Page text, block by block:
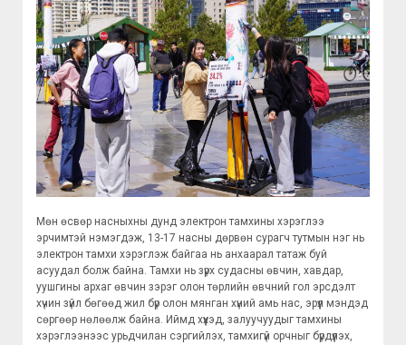
Мөн өсвөр насныхны дунд электрон тамхины хэрэглээ
эрчимтэй нэмэгдэж, 13-17 насны дөрвөн сурагч тутмын нэг нь
электрон тамхи хэрэглэж байгаа нь анхаарал татаж буй
асуудал болж байна. Тамхи нь зүрх судасны өвчин, хавдар,
уушгины архаг өвчин зэрэг олон төрлийн өвчний гол эрсдэлт
хүчин зүйл бөгөөд жил бүр олон мянган хүний амь нас, эрүүл мэндэд
сөргөөр нөлөөлж байна. Иймд хүүхэд, залуучуудыг тамхины
хэрэглээнээс урьдчилан сэргийлэх, тамхигүй орчныг бүрдүүлэх,